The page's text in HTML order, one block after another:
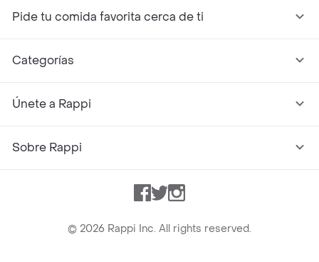
Pide tu comida favorita cerca de ti
Categorías
Únete a Rappi
Sobre Rappi
Facebook
TwitterInstagram
© 2026 Rappi Inc. All rights reserved.